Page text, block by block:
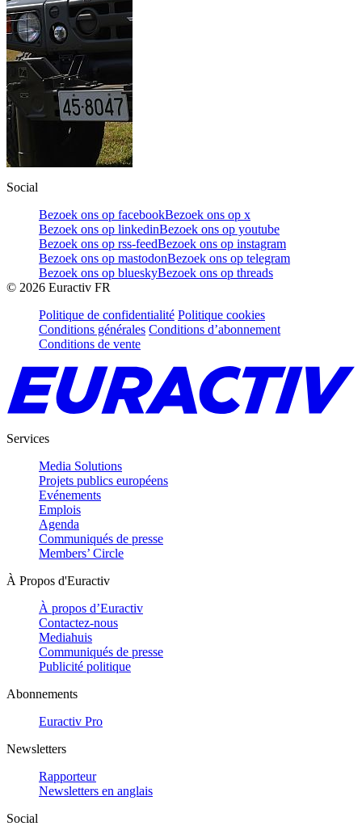
Social
Bezoek ons op facebookBezoek ons op x
Bezoek ons op linkedinBezoek ons op youtube
Bezoek ons op rss-feedBezoek ons op instagram
Bezoek ons op mastodonBezoek ons op telegram
Bezoek ons op blueskyBezoek ons op threads
© 2026 Euractiv FR
Politique de confidentialité Politique cookies
Conditions générales Conditions d’abonnement
Conditions de vente
Services
Media Solutions
Projets publics européens
Evénements
Emplois
Agenda
Communiqués de presse
Members’ Circle
À Propos d'Euractiv
À propos d’Euractiv
Contactez-nous
Mediahuis
Communiqués de presse
Publicité politique
Abonnements
Euractiv Pro
Newsletters
Rapporteur
Newsletters en anglais
Social